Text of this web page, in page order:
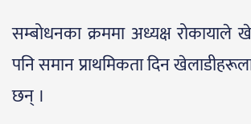
सम्बोधनका क्रममा अध्यक्ष रोकायाले
पनि समान प्राथमिकता दिन
छन् ।